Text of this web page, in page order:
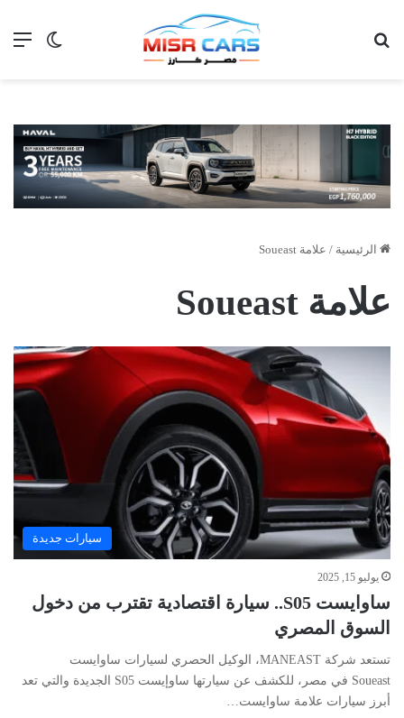
الوضع
الرئيسية / علامة Soueast
علامة Soueast
سيارات جديدة
يوليو 15, 2025
ساوايست S05.. سيارة اقتصادية تقترب من دخول
السوق المصري
تستعد شركة MANEAST، الوكيل الحصري لسيارات ساوايست
Soueast في مصر، للكشف عن سيارتها ساوإيست S05 الجديدة والتي تعد
أبرز سيارات علامة ساوايست…